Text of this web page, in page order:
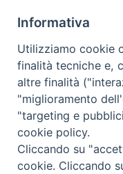
Informativa
Utilizziamo cookie
finalità tecniche e,
altre finalità
"miglioramento
"targeting e
cookie policy.
Cliccando su
cookie. Cliccando